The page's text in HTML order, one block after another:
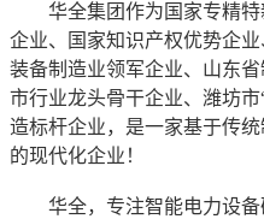
华全集团作为国家专精特
企业、国家知识产权优势企
装备制造业领军企业、山东
市行业龙头骨干企业、潍坊
造标杆企业，是一家基于传
的现代化企业！
华全，专注智能电力设备